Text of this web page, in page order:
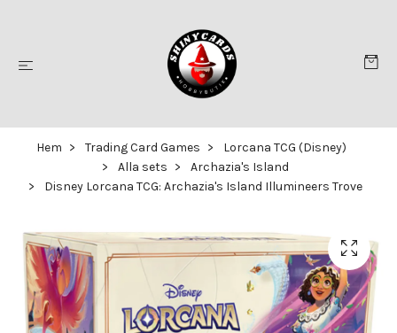
Hem Trading Card Games
Lorcana TCG (Disney)
Alla sets
Archazia's Island
Disney Lorcana TCG: Archazia's Island Illumineers Trove